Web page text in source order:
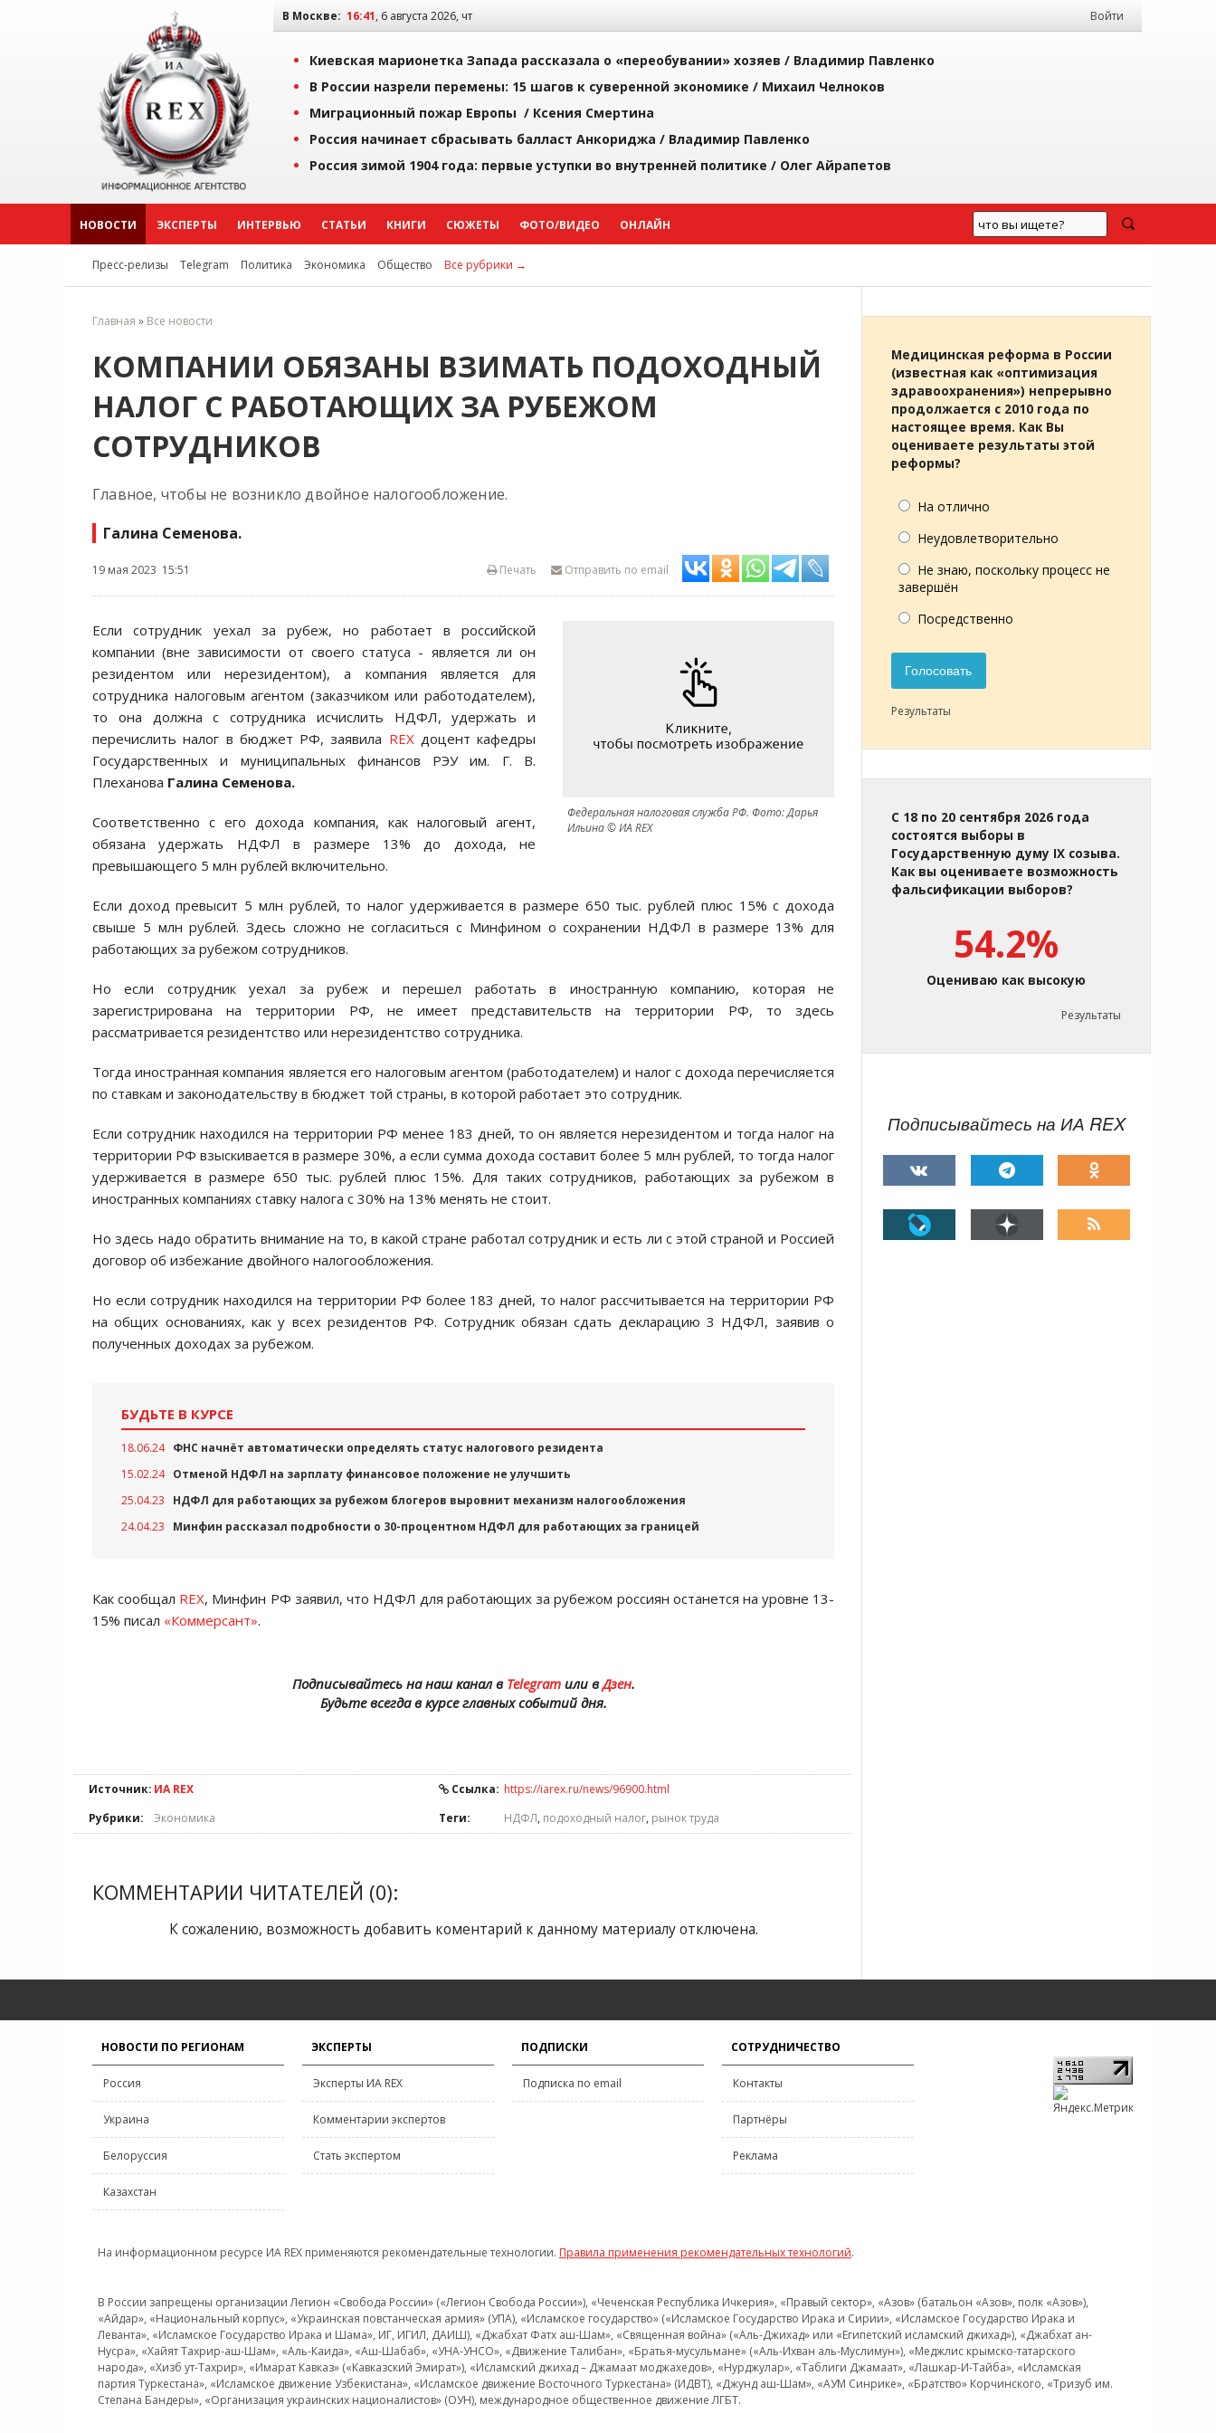
В Москве: 16:41, 6 августа 2026, чт Войти
Киевская марионетка Запада рассказала о «переобувании» хозяев / Владимир Павленко
В России назрели перемены: 15 шагов к суверенной экономике / Михаил Челноков
Миграционный пожар Европы / Ксения Смертина
Россия начинает сбрасывать балласт Анкориджа / Владимир Павленко
Россия зимой 1904 года: первые уступки во внутренней политике / Олег Айрапетов
НОВОСТИ ЭКСПЕРТЫ ИНТЕРВЬЮ СТАТЬИ КНИГИ СЮЖЕТЫ ФОТО/ВИДЕО ОНЛАЙН
Пресс-релизы Telegram Политика Экономика Общество Все рубрики →
Главная » Все новости
КОМПАНИИ ОБЯЗАНЫ ВЗИМАТЬ ПОДОХОДНЫЙ
НАЛОГ С РАБОТАЮЩИХ ЗА РУБЕЖОМ
СОТРУДНИКОВ
Главное, чтобы не возникло двойное налогообложение.
Галина Семенова.
19 мая 2023 15:51 Отправить по email
Печать
Федеральная налоговая служба РФ. Фото: Дарья
Ильина © ИА REX
Если сотрудник уехал за рубеж, но работает в российской
компании (вне зависимости от своего статуса - является ли он
резидентом или нерезидентом), а компания является для
сотрудника налоговым агентом (заказчиком или работодателем),
то она должна с сотрудника исчислить НДФЛ, удержать и
перечислить налог в бюджет РФ, заявила REXдоцент кафедры
Государственных и муниципальных финансов РЭУ им. Г. В.
Плеханова Галина Семенова.
Соответственно с его дохода компания, как налоговый агент,
обязана удержать НДФЛ в размере 13% до дохода, не
превышающего 5 млн рублей включительно.
Если доход превысит 5 млн рублей, то налог удерживается в размере 650 тыс. рублей плюс 15% с дохода
свыше 5 млн рублей. Здесь сложно не согласиться с Минфином о сохранении НДФЛ в размере 13% для
работающих за рубежом сотрудников.
Но если сотрудник уехал за рубеж и перешел работать в иностранную компанию, которая не
зарегистрирована на территории РФ, не имеет представительств на территории РФ, то здесь
рассматривается резидентство или нерезидентство сотрудника.
Тогда иностранная компания является его налоговым агентом (работодателем) и налог с дохода перечисляется
по ставкам и законодательству в бюджет той страны, в которой работает это сотрудник.
Если сотрудник находился на территории РФ менее 183 дней, то он является нерезидентом и тогда налог на
территории РФ взыскивается в размере 30%, а если сумма дохода составит более 5 млн рублей, то тогда налог
удерживается в размере 650 тыс. рублей плюс 15%. Для таких сотрудников, работающих за рубежом в
иностранных компаниях ставку налога с 30% на 13% менять не стоит.
Но здесь надо обратить внимание на то, в какой стране работал сотрудник и есть ли с этой страной и Россией
договор об избежание двойного налогообложения.
Но если сотрудник находился на территории РФ более 183 дней, то налог рассчитывается на территории РФ
на общих основаниях, как у всех резидентов РФ. Сотрудник обязан сдать декларацию 3 НДФЛ, заявив о
полученных доходах за рубежом.
БУДЬТЕ В КУРСЕ
18.06.24 ФНС начнёт автоматически определять статус налогового резидента
15.02.24 Отменой НДФЛ на зарплату финансовое положение не улучшить
25.04.23
НДФЛ для работающих за рубежом блогеров выровнит механизм налогообложения
24.04.23
Минфин рассказал подробности о 30-процентном НДФЛ для работающих за границей
Как сообщал REX, Минфин РФ заявил, что НДФЛ для работающих за рубежом россиян останется на уровне 13-
15% писал «Коммерсант».
Подписывайтесь на наш канал в Telegramили вДзен.
Будьте всегда в курсе главных событий дня.
Источник: ИА REX Ссылка: https://iarex.ru/news/96900.html
Рубрики:
Экономика Теги: НДФЛ, подоходный налог, рынок труда
КОММЕНТАРИИ ЧИТАТЕЛЕЙ (0):
К сожалению, возможность добавить коментарий к данному материалу отключена.
Медицинская реформа в России
(известная как «оптимизация
здравоохранения») непрерывно
продолжается с 2010 года по
настоящее время. Как Вы
оцениваете результаты этой
реформы?
На отлично
Неудовлетворительно
Не знаю, поскольку процесс не
завершён
Посредственно
Голосовать
Результаты
С 18 по 20 сентября 2026 года
состоятся выборы в
Государственную думу IX созыва.
Как вы оцениваете возможность
фальсификации выборов?
54.2%
Оцениваю как высокую
Результаты
Подписывайтесь на ИА REX
НОВОСТИ ПО РЕГИОНАМ
Россия
Украина
Белоруссия
Казахстан
ЭКСПЕРТЫ
Эксперты ИА REX
Комментарии экспертов
Стать экспертом
ПОДПИСКИ
Подписка по email
СОТРУДНИЧЕСТВО
Контакты
Партнёры
Реклама
На информационном ресурсе ИА REX применяются рекомендательные технологии. Правила применения рекомендательных технологий.
В России запрещены организации Легион «Свобода России» («Легион Свобода России»), «Чеченская Республика Ичкерия», «Правый сектор», «Азов» (батальон «Азов», полк «Азов»),
«Айдар», «Национальный корпус», «Украинская повстанческая армия» (УПА), «Исламское государство» («Исламское Государство Ирака и Сирии», «Исламское Государство Ирака и
Леванта», «Исламское Государство Ирака и Шама», ИГ, ИГИЛ, ДАИШ), «Джабхат Фатх аш-Шам», «Священная война» («Аль-Джихад» или «Египетский исламский джихад»), «Джабхат ан-
Нусра», «Хайят Тахрир-аш-Шам», «Аль-Каида», «Аш-Шабаб», «УНА-УНСО», «Движение Талибан», «Братья-мусульмане» («Аль-Ихван аль-Муслимун»), «Меджлис крымско-татарского
народа», «Хизб ут-Тахрир», «Имарат Кавказ» («Кавказский Эмират»), «Исламский джихад – Джамаат моджахедов», «Нурджулар», «Таблиги Джамаат», «Лашкар-И-Тайба», «Исламская
партия Туркестана», «Исламское движение Узбекистана», «Исламское движение Восточного Туркестана» (ИДВТ), «Джунд аш-Шам», «АУМ Синрике», «Братство» Корчинского, «Тризуб им.
Степана Бандеры», «Организация украинских националистов» (ОУН), международное общественное движение ЛГБТ.